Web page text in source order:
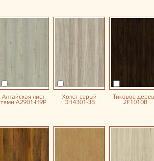
Алтайская лист
темн A2901-H9P
Холст серый
DH4301-38
Тиковое
2F10108